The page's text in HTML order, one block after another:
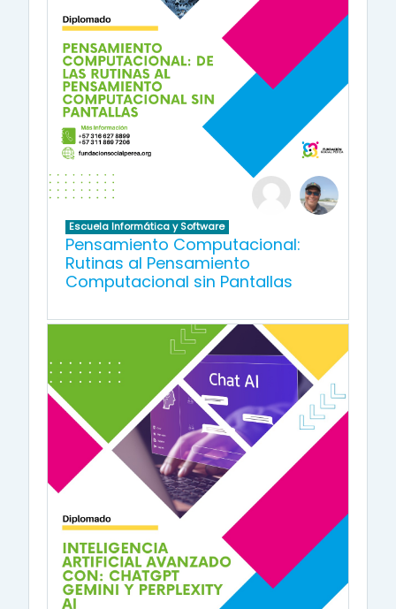
Escuela Informática y Software
Pensamiento Computacional:
Rutinas al Pensamiento
Computacional sin Pantallas